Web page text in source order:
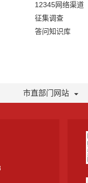
12345网络渠道
征集调查
答问知识库
市直部门网站